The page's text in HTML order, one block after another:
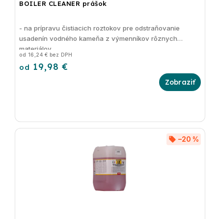
BOILER CLEANER prášok
od 16,24 € bez DPH
od 19,98 €
- na prípravu čistiacich roztokov pre odstraňovanie
usadenín vodného kameňa z výmenníkov rôznych
materiálov
–20 %